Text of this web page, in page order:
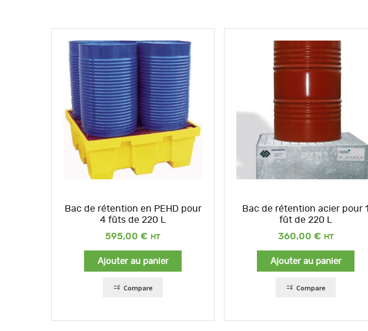
Bac de rétention en PEHD pour
4 fûts de 220 L
595,00 €
Ajouter au panier
Compare
Bac de rétention acier pour 1
fût de 220 L
360,00 €
Ajouter au panier
Compare